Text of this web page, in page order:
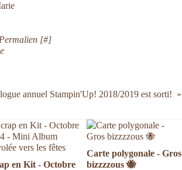
[#]
annuel Stampin'Up! 2018/2019 est sorti!
en Kit - Octobre
Carte polygonale - Gros
bizzzzous 🐝